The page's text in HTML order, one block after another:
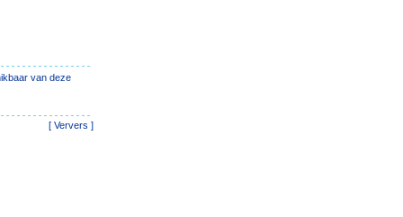
van deze
[ Ververs ]